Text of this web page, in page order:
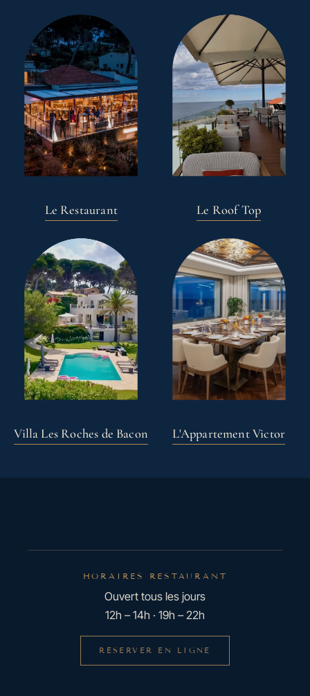
Le Restaurant Le Roof Top
Villa Les Roches de Bacon L'Appartement Victor
HORAIRES RESTAURANT
Ouvert tous les jours
12h – 14h · 19h – 22h
RÉSERVER EN LIGNE